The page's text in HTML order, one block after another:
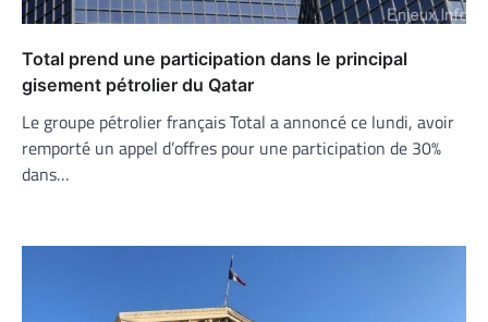
Total prend une participation dans le principal
gisement pétrolier du Qatar
Le groupe pétrolier français Total a annoncé ce lundi, avoir
remporté un appel d’offres pour une participation de 30%
dans…